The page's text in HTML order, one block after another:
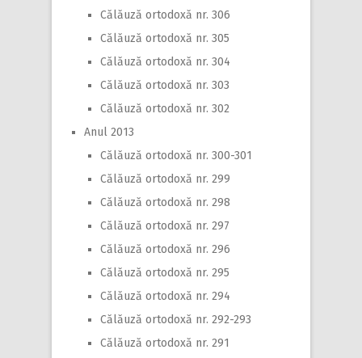
Călăuză ortodoxă nr. 306
Călăuză ortodoxă nr. 305
Călăuză ortodoxă nr. 304
Călăuză ortodoxă nr. 303
Călăuză ortodoxă nr. 302
Anul 2013
Călăuză ortodoxă nr. 300-301
Călăuză ortodoxă nr. 299
Călăuză ortodoxă nr. 298
Călăuză ortodoxă nr. 297
Călăuză ortodoxă nr. 296
Călăuză ortodoxă nr. 295
Călăuză ortodoxă nr. 294
Călăuză ortodoxă nr. 292-293
Călăuză ortodoxă nr. 291